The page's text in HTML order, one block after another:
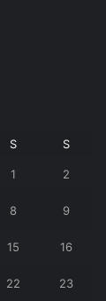
S S
1 2
8 9
15 16
22 23